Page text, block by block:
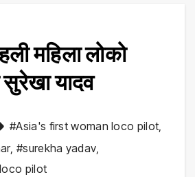
महिला लोको
यादव
#Asia's first woman loco pilot,
,#surekha yadav,
pilot